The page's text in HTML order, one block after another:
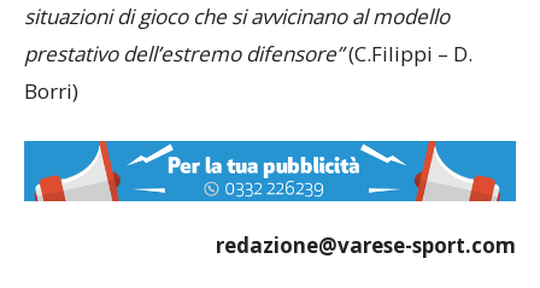
situazioni di gioco che si avvicinano al modello
prestativo dell’estremo difensore”(C.Filippi – D.
Borri)
redazione@varese-sport.com